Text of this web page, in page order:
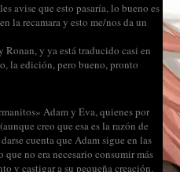
avise que esto pasaría, lo bueno es
la recamara y esto me/nos da un
Ronan, y ya está traducido casi en
la edición, pero bueno, pronto
Adam y Eva, quienes por
creo que esa es la razón de
cuenta que Adam sigue en las
no era necesario consumir más
y castigar a su pequeña creación.